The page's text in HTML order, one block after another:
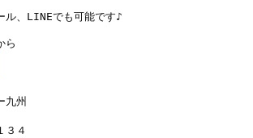
ル、LINEでも可能です♪
九州
３４